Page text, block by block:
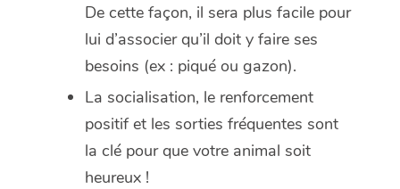
De cette façon, il sera plus facile pour
lui d’associer qu’il doit y faire ses
besoins (ex : piqué ou gazon).
La socialisation, le renforcement
positif et les sorties fréquentes sont
la clé pour que votre animal soit
heureux !